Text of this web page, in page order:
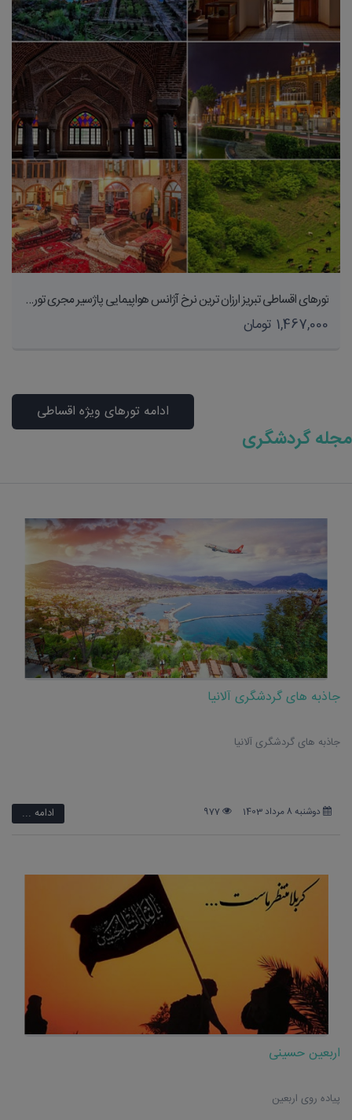
تورهای اقساطی تبریز ارزان ترین نرخ آژانس هواپیمایی پاژسیر مجری تورهای داخلی و خارجی اقساطی از مشهد
1,467,000 تومان
ادامه تورهای ویژه اقساطی
مجله گردشگری
جاذبه های گردشگری آلانیا
جاذبه های گردشگری آلانیا
دوشنبه 8 مرداد 1403 ادامه ...
اربعین حسینی
پیاده روی اربعین